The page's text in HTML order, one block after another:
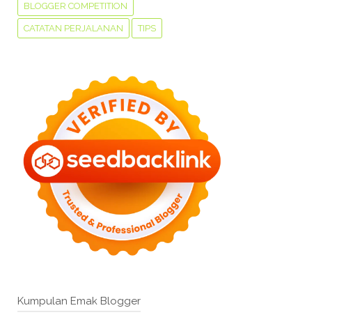
BLOGGER COMPETITION
CATATAN PERJALANAN TIPS
Kumpulan Emak Blogger